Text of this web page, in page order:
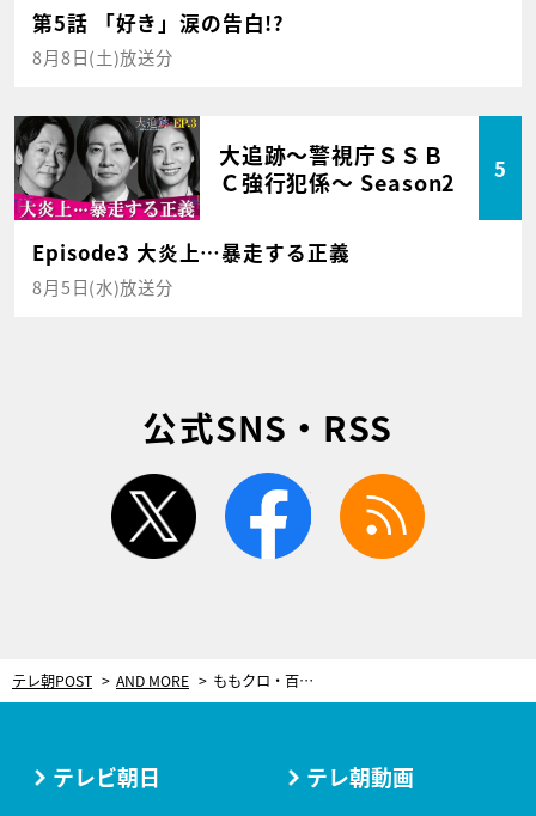
第5話 「好き」涙の告白!?
8月8日(土)放送分
大追跡～警視庁ＳＳＢ
Ｃ強行犯係～ Season2
5
Episode3 大炎上…暴走する正義
8月5日(水)放送分
公式SNS・RSS
twitter facebook
テレ朝POST AND MORE ももクロ・百田が語る！LINEグループでのメンバーとの会話にあまり参加しない理由
テレビ朝日 テレ朝動画